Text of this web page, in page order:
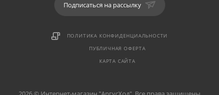
Подписаться на рассылку
ПОЛИТИКА КОНФИДЕНЦИАЛЬНОСТИ
ПУБЛИЧНАЯ ОФЕРТА
КАРТА САЙТА